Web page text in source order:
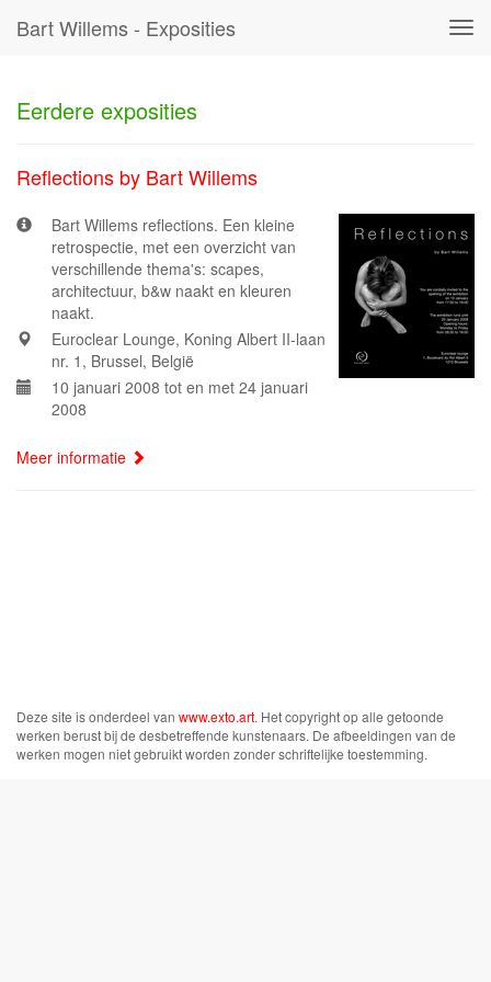
Bart Willems - Exposities
Eerdere exposities
Reflections by Bart Willems
Bart Willems reflections. Een kleine
retrospectie, met een overzicht van
verschillende thema's: scapes,
architectuur, b&w naakt en kleuren
naakt.
Euroclear Lounge, Koning Albert II-laan
nr. 1, Brussel, België
10 januari 2008 tot en met 24 januari
2008
Meer informatie
Deze site is onderdeel van www.exto.art. Het copyright op alle getoonde
werken berust bij de desbetreffende kunstenaars. De afbeeldingen van de
werken mogen niet gebruikt worden zonder schriftelijke toestemming.